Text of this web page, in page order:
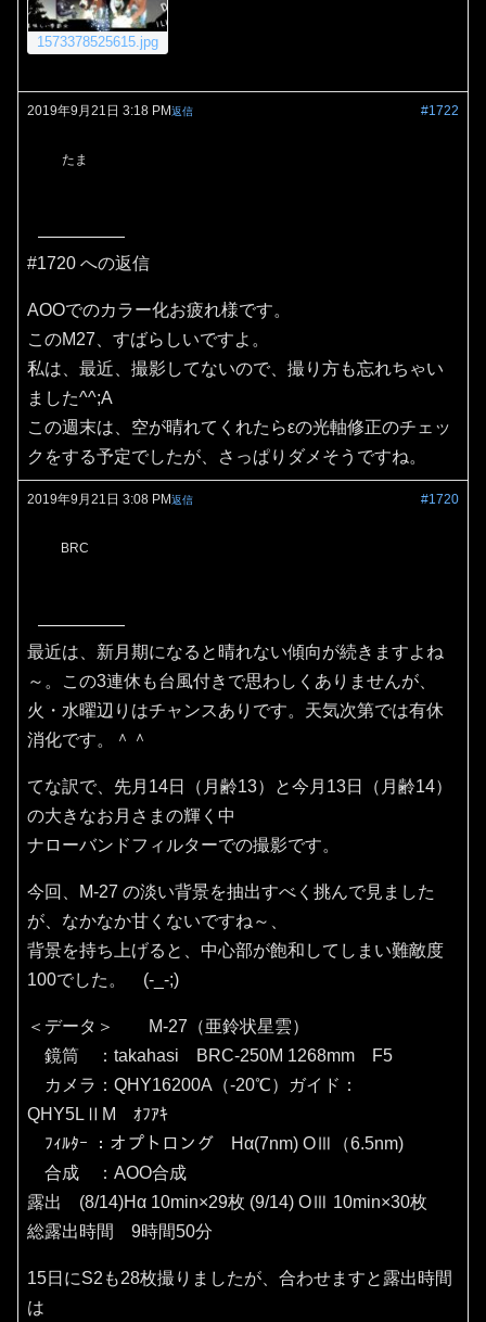
1573378525615.jpg
2019年9月21日 3:18 PM #1722
返信
たま
#1720 への返信
AOOでのカラー化お疲れ様です。
このM27、すばらしいですよ。
私は、最近、撮影してないので、撮り方も忘れちゃい
ました^^;A
この週末は、空が晴れてくれたらεの光軸修正のチェッ
クをする予定でしたが、さっぱりダメそうですね。
2019年9月21日 3:08 PM #1720
返信
BRC
最近は、新月期になると晴れない傾向が続きますよね
～。この3連休も台風付きで思わしくありませんが、
火・水曜辺りはチャンスありです。天気次第では有休
消化です。＾＾
てな訳で、先月14日（月齢13）と今月13日（月齢14）
の大きなお月さまの輝く中
ナローバンドフィルターでの撮影です。
今回、M-27 の淡い背景を抽出すべく挑んで見ました
が、なかなか甘くないですね～、
背景を持ち上げると、中心部が飽和してしまい難敵度
100でした。 (-_-;)
＜データ＞ M-27（亜鈴状星雲）
鏡筒 ：takahasi BRC-250M 1268mm F5
カメラ：QHY16200A（‐20℃）ガイド：
QHY5LⅡM ｵﾌｱｷ
ﾌｨﾙﾀｰ ：オプトロング Hα(7nm) OⅢ（6.5nm)
合成 ：AOO合成
露出 (8/14)Hα 10min×29枚 (9/14) OⅢ 10min×30枚
総露出時間 9時間50分
15日にS2も28枚撮りましたが、合わせますと露出時間
は